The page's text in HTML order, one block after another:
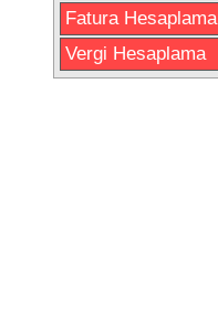
Fatura Hesaplama
Vergi Hesaplama